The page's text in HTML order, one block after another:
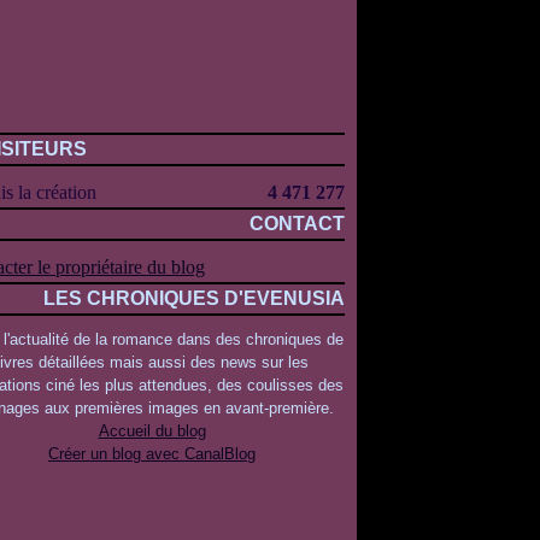
la création
4 471 277
CONTACT
le propriétaire du blog
LES CHRONIQUES D'EVENUSIA
l'actualité de la romance dans des chroniques de
livres détaillées mais aussi des news sur les
ciné les plus attendues, des coulisses des
aux premières images en avant-première.
Accueil du blog
Créer un blog avec CanalBlog